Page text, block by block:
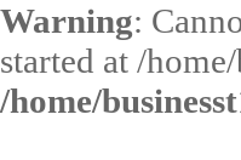
Warning:
started at /
/home/